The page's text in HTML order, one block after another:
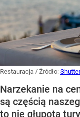
Restauracja / Źródło:
Narzekanie na
są częścią
to nie głupota